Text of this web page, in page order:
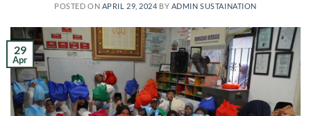
POSTED ON APRIL 29, 2024 BY ADMIN SUSTAINATION
29
Apr